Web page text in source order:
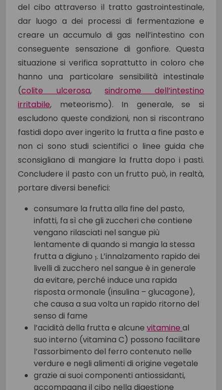
del cibo attraverso il tratto gastrointestinale,
dar luogo a dei processi di fermentazione e
creare un accumulo di gas nell’intestino con
conseguente sensazione di gonfiore. Questa
situazione si verifica soprattutto in coloro che
hanno una particolare sensibilità intestinale
(colite ulcerosa,sindrome dell’intestino
irritabile, meteorismo). In generale, se si
escludono queste condizioni, non si riscontrano
fastidi dopo aver ingerito la frutta a fine pasto e
non ci sono studi scientifici o linee guida che
sconsigliano di mangiare la frutta dopo i pasti.
Concludere il pasto con un frutto può, in realtà,
portare diversi benefici:
consumare la frutta alla fine del pasto,
infatti, fa sì che gli zuccheri che contiene
vengano rilasciati nel sangue più
lentamente di quando si mangia la stessa
frutta a digiuno 1. L’innalzamento rapido dei
livelli di zucchero nel sangue è in generale
da evitare, perché induce una rapida
risposta ormonale (insulina – glucagone),
che causa a sua volta un rapido ritorno del
senso di fame
l’acidità della frutta e alcune vitamine al
suo interno (vitamina C) possono facilitare
l’assorbimento del ferro contenuto nelle
verdure e negli alimenti di origine vegetale
grazie ai suoi componenti antiossidanti,
accompagna il cibo nella digestione